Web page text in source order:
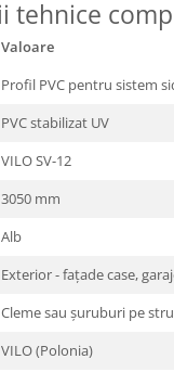
tehnice
Valoare
Profil PVC pentru sistem
PVC stabilizat UV
VILO SV-12
3050 mm
Alb
Exterior - fațade case,
Cleme sau șuruburi pe
VILO (Polonia)